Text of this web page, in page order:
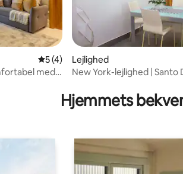
5 ud af 5 i gennemsnitlig
5 (4)
med
Lejlighed
New York-lejlighed | Santo
Hjemmets